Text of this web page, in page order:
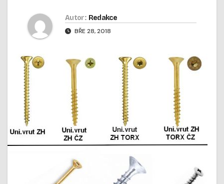
Autor: Redakce
BŘE 28, 2018